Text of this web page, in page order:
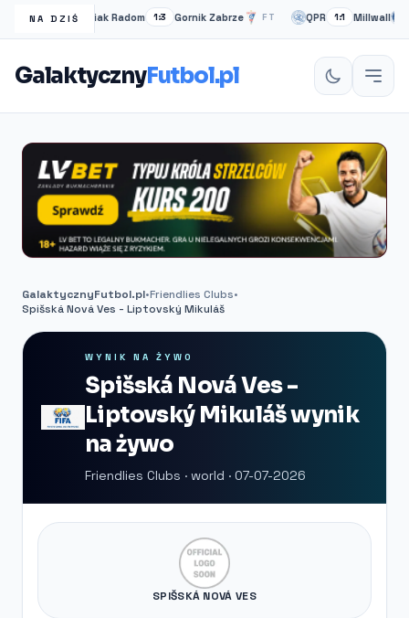
NA DZIŚ
Radomiak Radom 1:3 Gornik Zabrze FT QPR 1:1 Millwall
GalaktycznyFutbol.pl
GalaktycznyFutbol.pl•Friendlies Clubs•
Spišská Nová Ves - Liptovský Mikuláš
WYNIK NA ŻYWO
Spišská Nová Ves -
Liptovský Mikuláš wynik
na żywo
Friendlies Clubs · world · 07-07-2026
SPIŠSKÁ NOVÁ VES